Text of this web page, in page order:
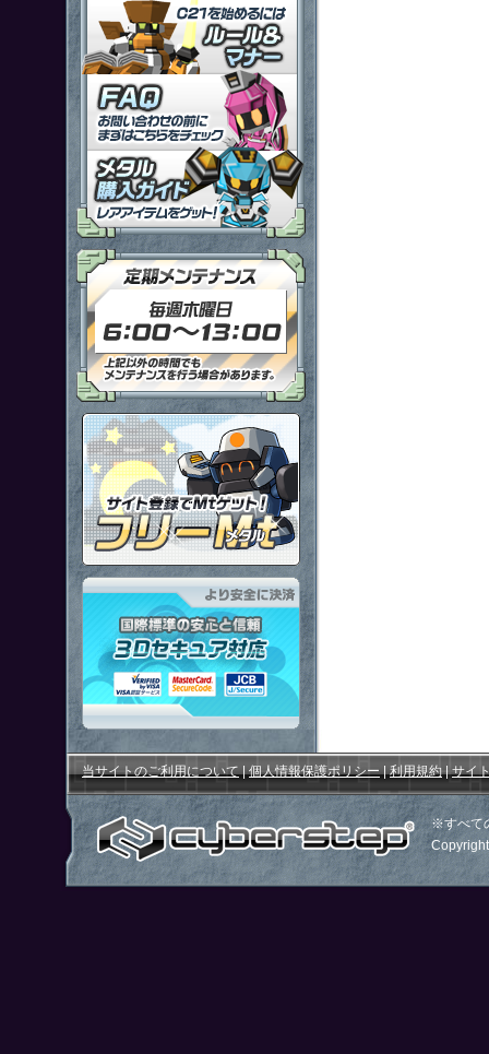
メタル購入ガイドはこちらから
ポイント感覚で有料通貨をゲッ
当サイトのご利用について| 個人情報保護ポリシー| 利用規約| サイ
※すべて